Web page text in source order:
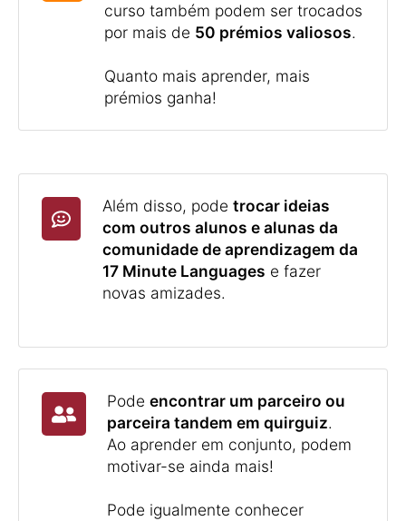
curso também podem ser trocados
por mais de 50 prémios valiosos.
Quanto mais aprender, mais
prémios ganha!
Além disso, pode trocar ideias
com outros alunos e alunas da
comunidade de aprendizagem da
17 Minute Languages e fazer
novas amizades.
Pode encontrar um parceiro ou
parceira tandem em quirguiz.
Ao aprender em conjunto, podem
motivar-se ainda mais!
Pode igualmente conhecer